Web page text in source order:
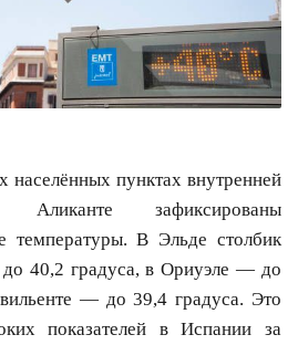
населённых пунктах внутренней
Аликанте зафиксированы
температуры. В Эльде столбик
до 40,2 градуса, в Ориуэле — до
— до 39,4 градуса. Это
показателей в Испании за